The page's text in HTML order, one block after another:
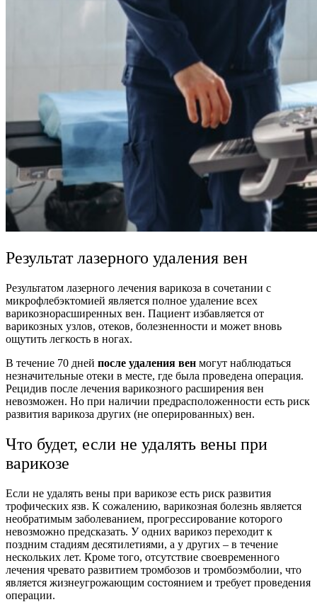
Результат лазерного удаления вен
Результатом лазерного лечения варикоза в сочетании с
микрофлебэктомией является полное удаление всех
варикознорасширенных вен. Пациент избавляется от
варикозных узлов, отеков, болезненности и может вновь
ощутить легкость в ногах.
В течение 70 дней после удаления вен могут наблюдаться
незначительные отеки в месте, где была проведена операция.
Рецидив после лечения варикозного расширения вен
невозможен. Но при наличии предрасположенности есть риск
развития варикоза других (не оперированных) вен.
Что будет, если не удалять вены при
варикозе
Если не удалять вены при варикозе есть риск развития
трофических язв. К сожалению, варикозная болезнь является
необратимым заболеванием, прогрессирование которого
невозможно предсказать. У одних варикоз переходит к
поздним стадиям десятилетиями, а у других – в течение
нескольких лет. Кроме того, отсутствие своевременного
лечения чревато развитием тромбозов и тромбоэмболии, что
является жизнеугрожающим состоянием и требует проведения
операции.